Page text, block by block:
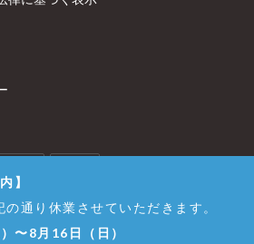
】
通り休業させていただきます。
〜8月16日（日）